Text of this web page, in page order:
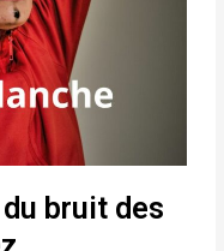
bruit des